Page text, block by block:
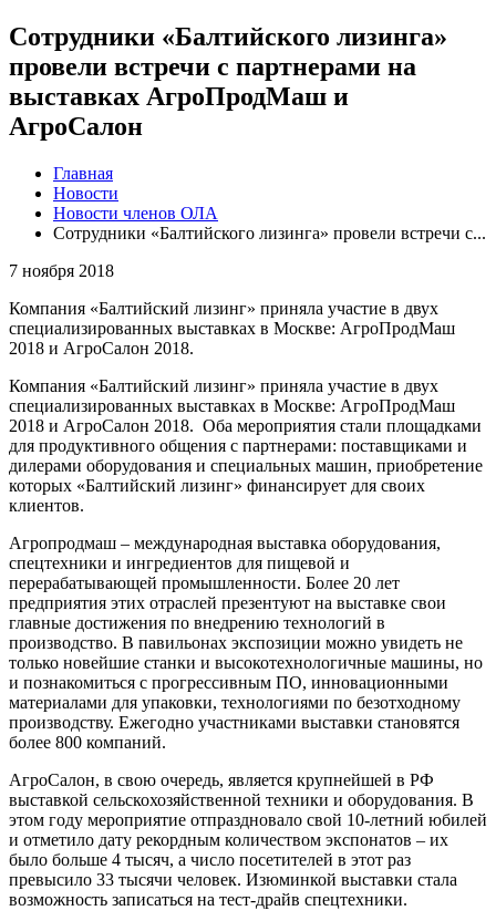
Сотрудники «Балтийского лизинга»
провели встречи с партнерами на
выставках АгроПродМаш и
АгроСалон
Главная
Новости
Новости членов ОЛА
Сотрудники «Балтийского лизинга» провели встречи с...
7 ноября 2018
Компания «Балтийский лизинг» приняла участие в двух
специализированных выставках в Москве: АгроПродМаш
2018 и АгроСалон 2018.
Компания «Балтийский лизинг» приняла участие в двух
специализированных выставках в Москве: АгроПродМаш
2018 и АгроСалон 2018. Оба мероприятия стали площадками
для продуктивного общения с партнерами: поставщиками и
дилерами оборудования и специальных машин, приобретение
которых «Балтийский лизинг» финансирует для своих
клиентов.
Агропродмаш – международная выставка оборудования,
спецтехники и ингредиентов для пищевой и
перерабатывающей промышленности. Более 20 лет
предприятия этих отраслей презентуют на выставке свои
главные достижения по внедрению технологий в
производство. В павильонах экспозиции можно увидеть не
только новейшие станки и высокотехнологичные машины, но
и познакомиться с прогрессивным ПО, инновационными
материалами для упаковки, технологиями по безотходному
производству. Ежегодно участниками выставки становятся
более 800 компаний.
АгроСалон, в свою очередь, является крупнейшей в РФ
выставкой сельскохозяйственной техники и оборудования. В
этом году мероприятие отпраздновало свой 10-летний юбилей
и отметило дату рекордным количеством экспонатов – их
было больше 4 тысяч, а число посетителей в этот раз
превысило 33 тысячи человек. Изюминкой выставки стала
возможность записаться на тест-драйв спецтехники.